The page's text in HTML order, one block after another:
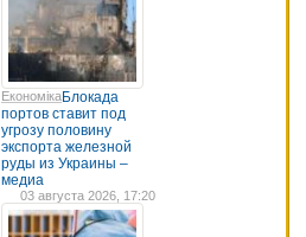
ЕкономікаБлокада
портов ставит под
угрозу половину
экспорта железной
руды из Украины –
медиа
03 августа 2026, 17:20